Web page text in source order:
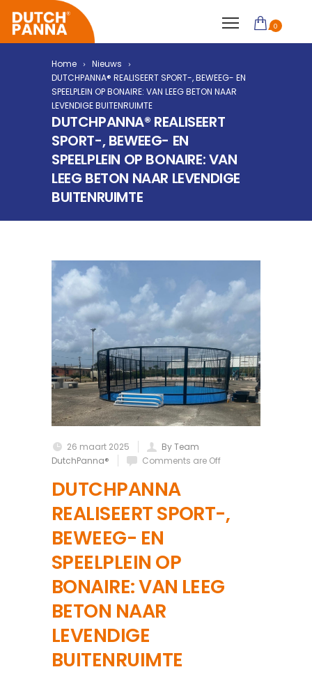
0
Home
Nieuws
DUTCHPANNA® REALISEERT SPORT-, BEWEEG- EN
SPEELPLEIN OP BONAIRE: VAN LEEG BETON NAAR
LEVENDIGE BUITENRUIMTE
DUTCHPANNA® REALISEERT
SPORT-, BEWEEG- EN
SPEELPLEIN OP BONAIRE: VAN
LEEG BETON NAAR LEVENDIGE
BUITENRUIMTE
26 maart 2025
By Team
DutchPanna®
Comments are Off
DUTCHPANNA
REALISEERT SPORT-,
BEWEEG- EN
SPEELPLEIN OP
BONAIRE: VAN LEEG
BETON NAAR
LEVENDIGE
BUITENRUIMTE